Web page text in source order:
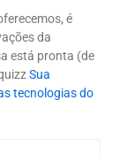
é
da
está pronta (de
Sua
tecnologias do